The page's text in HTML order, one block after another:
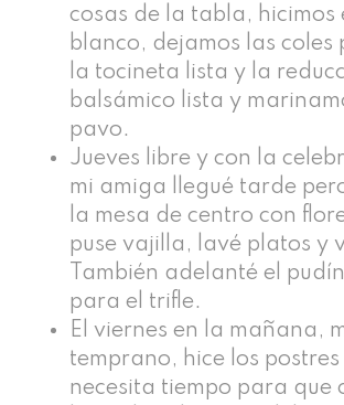
cosas de la tabla, hicimos
blanco, dejamos las coles
la tocineta lista y la
balsámico lista y
pavo.
Jueves libre y con la
mi amiga llegué tarde
la mesa de centro con
puse vajilla, lavé platos y
También adelanté el
para el trifle.
El viernes en la mañana,
temprano, hice los postres
necesita tiempo para que